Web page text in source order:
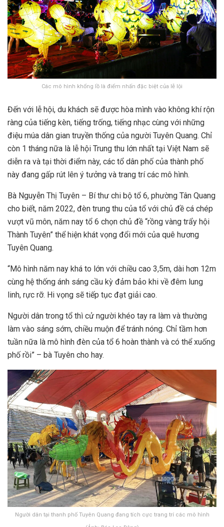
Các mô hình khổng lồ là điểm nhấn đặc biệt của lễ lội
Đến với lễ hội, du khách sẽ được hòa mình vào không khí rộn
ràng của tiếng kèn, tiếng trống, tiếng nhạc cùng với những
điệu múa dân gian truyền thống của người Tuyên Quang. Chỉ
còn 1 tháng nữa là lễ hội Trung thu lớn nhất tại Việt Nam sẽ
diễn ra và tại thời điểm này, các tổ dân phố của thành phố
này đang gấp rút lên ý tưởng và trang trí các mô hình.
Bà Nguyễn Thị Tuyên – Bí thư chi bộ tổ 6, phường Tân Quang
cho biết, năm 2022, đèn trung thu của tổ với chủ đề cá chép
vượt vũ môn, năm nay tổ 6 chọn chủ đề “rồng vàng trẩy hội
Thành Tuyên” thể hiện khát vọng đổi mới của quê hương
Tuyên Quang.
“Mô hình năm nay khá to lớn với chiều cao 3,5m, dài hơn 12m
cùng hệ thống ánh sáng cầu kỳ đảm bảo khi về đêm lung
linh, rực rỡ. Hi vọng sẽ tiếp tục đạt giải cao.
Người dân trong tổ thì cử người khéo tay ra làm và thường
làm vào sáng sớm, chiều muộn để tránh nóng. Chỉ tầm hơn
tuần nữa là mô hình đèn của tổ 6 hoàn thành và có thể xuống
phố rồi” – bà Tuyên cho hay.
Người dân tại thanh phố Tuyên Quang đang tích cực trang trí các mô hình